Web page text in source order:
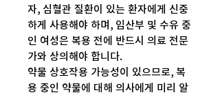
자, 심혈관 질환이 있는 환자에게 신중
하게 사용해야 하며, 임산부 및 수유 중
인 여성은 복용 전에 반드시 의료 전문
가와 상의해야 합니다.
약물 상호작용 가능성이 있으므로, 복
용 중인 약물에 대해 의사에게 미리 알